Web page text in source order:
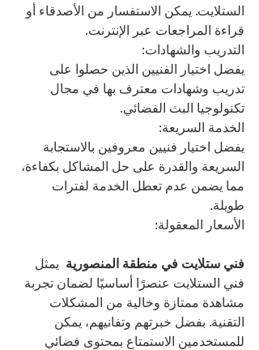
الستلايت. يمكن الاستفسار من الأصدقاء أو
قراءة المراجعات عبر الإنترنت.
التدريب والشهادات:
يفضل اختيار الفنيين الذين حصلوا على
تدريب وشهادات معترف بها في مجال
تكنولوجيا البث الفضائي.
الخدمة السريعة:
يفضل اختيار فنيين معروفين بالاستجابة
السريعة والقدرة على حل المشاكل بكفاءة،
مما يضمن عدم تعطل الخدمة لفترات
طويلة.
الأسعار المعقولة:
فني ستلايت في منطقة المنصورية يمثل
فني الستلايت عنصرًا أساسيًا لضمان تجربة
مشاهدة ممتازة وخالية من المشكلات
التقنية. بفضل خبرتهم وتفانيهم، يمكن
للمستخدمين الاستمتاع بمحتوى فضائي